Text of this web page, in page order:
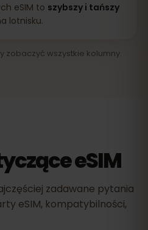
eSIM to szybszy i tańszy
lotnisku.
zobaczyć wszystkie kolumny.
eSIM
zadawane pytania
eSIM, kompatybilności,